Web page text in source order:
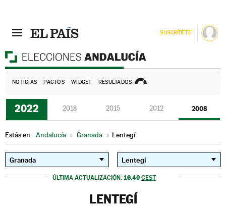
SUSCRÍBETE
NOTICIAS PACTOS WIDGET RESULTADOS
2022 2018 2015 2012 2008
Estás en: Andalucía » Granada » Lentegí
ÚLTIMA ACTUALIZACIÓN: 16.40 CEST
LENTEGÍ